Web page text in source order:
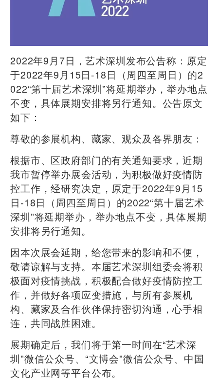
2022年9月7日，艺术深圳发布公告称：原定
于2022年9月15日-18日（周四至周日）的2
022“第十届艺术深圳”将延期举办，举办地点
不变，具体展期安排将另行通知。公告原文
如下：
尊敬的参展机构、藏家、观众及各界朋友：
根据市、区政府部门的有关通知要求，近期
我市暂停举办展会活动，为积极做好疫情防
控工作，经研究决定，原定于2022年9月15
日-18日（周四至周日）的2022“第十届艺术
深圳”将延期举办，举办地点不变，具体展期
安排将另行通知。
因本次展会延期，给您带来的影响和不便，
敬请谅解与支持。本届艺术深圳组委会将积
极面对疫情挑战，积极配合做好疫情防控工
作，并做好各项应变措施，与所有参展机
构、藏家及合作伙伴保持密切沟通，心手相
连，共同战胜困难。
展期确定后，我们将于第一时间在“艺术深
圳”微信公众号、“文博会”微信公众号、中国
文化产业网等平台公布。